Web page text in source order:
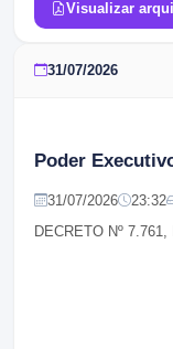
Visualizar
31/07/2026
Poder
31/07/2026 23:32
DECRETO Nº